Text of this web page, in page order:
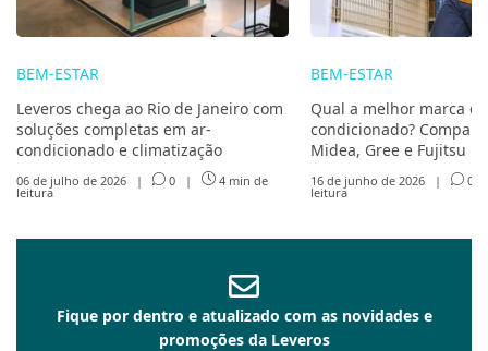
BEM-ESTAR
Leveros chega ao Rio de Janeiro com
soluções completas em ar-
condicionado e climatização
06 de julho de 2026 | 0 | 4 min de
leitura
BEM-ESTAR
Qual a melhor marca
condicionado?
Midea, Gree e Fujitsu
16 de junho de 2026 | 0
leitura
Fique por dentro e atualizado com as novidades e
promoções da Leveros